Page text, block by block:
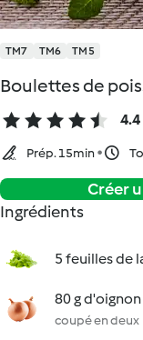
TM7 TM6 TM5
Boulettes de
4.4
Prép. 15min
Créer
Ingrédients
5 feuilles de
80 g d'oignon
coupé en deux